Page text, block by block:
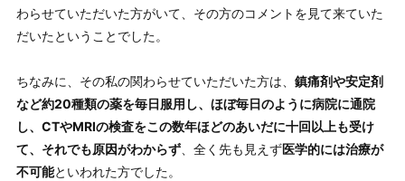
わらせていただいた方がいて、その方のコメントを見て来ていた
だいたということでした。
ちなみに、その私の関わらせていただいた方は、 鎮痛剤や安定剤
など約20種類の薬を毎日服用し、ほぼ毎日のように病院に通院
し、CTやMRIの検査をこの数年ほどのあいだに十回以上も受け
て、それでも原因がわからず、全く先も見えず医学的には治療が
不可能といわれた方でした。